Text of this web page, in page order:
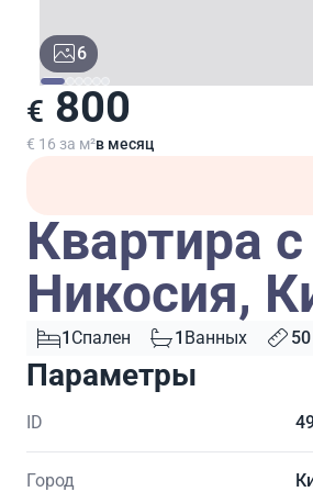
6
€ 800
€ 16 за м²в месяц
Квартира
Никосия,
1 Спален 1 Ванных
Параметры
ID
Город